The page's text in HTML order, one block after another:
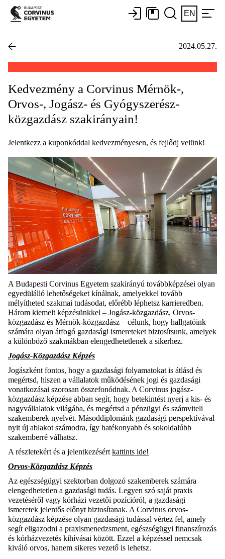
EN
2024.05.27.
Kedvezmény a Corvinus Mérnök-,
Orvos-, Jogász- és Gyógyszerész-
közgazdász szakirányain!
Jelentkezz a kuponkóddal kedvezményesen, és fejlődj velünk!
A Budapesti Corvinus Egyetem szakirányú továbbképzései olyan
egyedülálló lehetőségeket kínálnak, amelyekkel tovább
mélyítheted szakmai tudásodat, előrébb léphetsz karrieredben.
Három kiemelt képzésünkkel – Jogász-közgazdász, Orvos-
közgazdász és Mérnök-közgazdász – célunk, hogy hallgatóink
számára olyan átfogó gazdasági ismereteket biztosítsunk, amelyek
a különböző szakmákban elengedhetetlenek a sikerhez.
Jogász-Közgazdász Képzés
Jogászként fontos, hogy a gazdasági folyamatokat is átlásd és
megértsd, hiszen a vállalatok működésének jogi és gazdasági
vonatkozásai szorosan összefonódnak. A Corvinus jogász-
közgazdász képzése abban segít, hogy betekintést nyerj a kis- és
nagyvállalatok világába, és megértsd a pénzügyi és számviteli
szakemberek nyelvét. Másoddiplománk gazdasági perspektívával
nyit új ablakot számodra, így hatékonyabb és sokoldalúbb
szakemberré válhatsz.
A részletekért és a jelentkezésért kattints ide!
Orvos-Közgazdász Képzés
Az egészségügyi szektorban dolgozó szakemberek számára
elengedhetetlen a gazdasági tudás. Legyen szó saját praxis
vezetéséről vagy kórházi vezetői pozícióról, a gazdasági
ismeretek jelentős előnyt biztosítanak. A Corvinus orvos-
közgazdász képzése olyan gazdasági tudással vértez fel, amely
segít eligazodni a praxismenedzsment, egészségügyi finanszírozás
és kórházvezetés kihívásai között. Ezzel a képzéssel nemcsak
kiváló orvos, hanem sikeres vezető is lehetsz.